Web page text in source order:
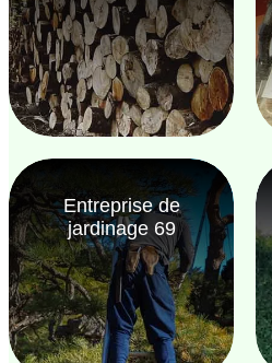
Entreprise de
jardinage 69